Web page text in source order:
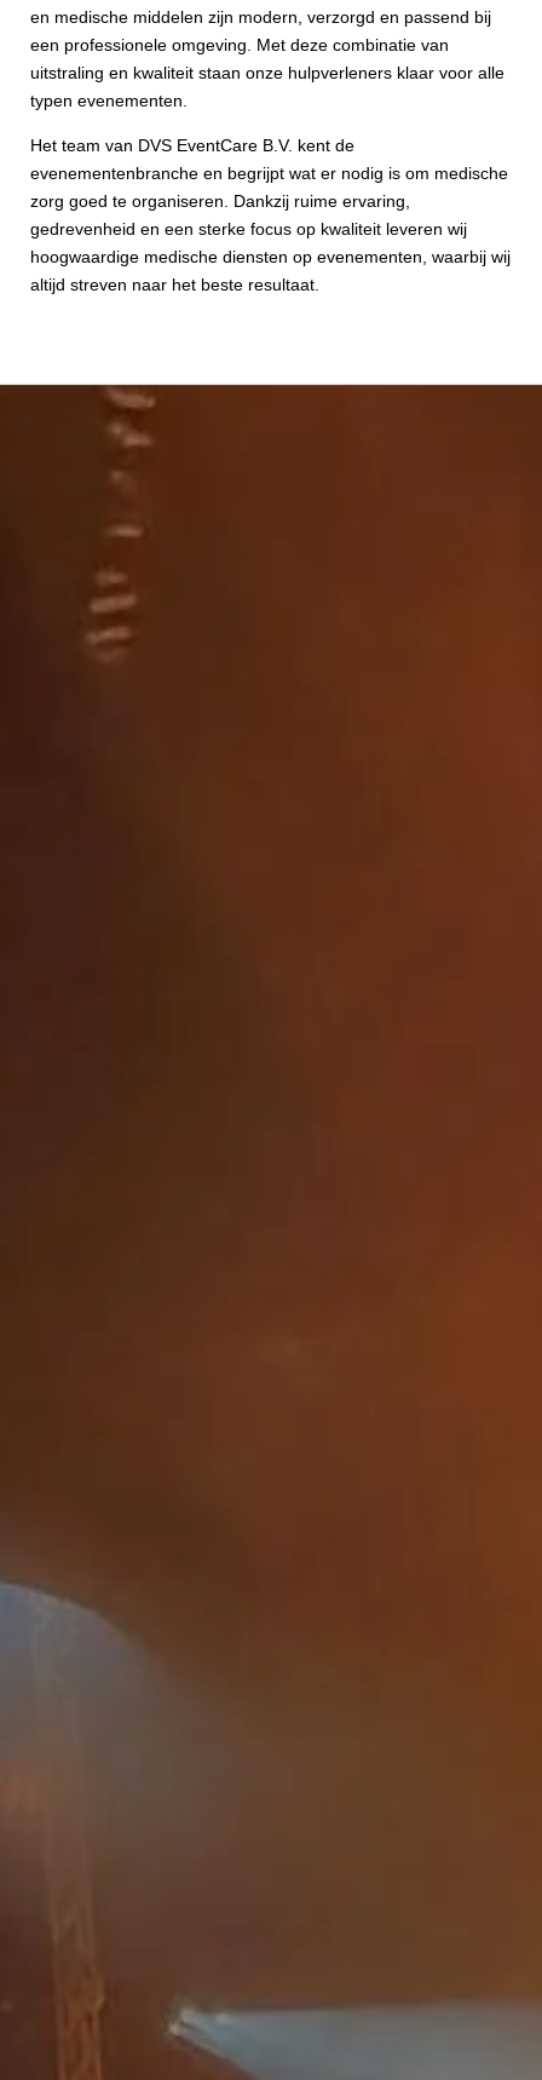
en medische middelen zijn modern, verzorgd en passend bij
een professionele omgeving. Met deze combinatie van
uitstraling en kwaliteit staan onze hulpverleners klaar voor alle
typen evenementen.
Het team van DVS EventCare B.V. kent de
evenementenbranche en begrijpt wat er nodig is om medische
zorg goed te organiseren. Dankzij ruime ervaring,
gedrevenheid en een sterke focus op kwaliteit leveren wij
hoogwaardige medische diensten op evenementen, waarbij wij
altijd streven naar het beste resultaat.